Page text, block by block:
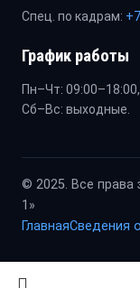
Спец. по кадрам:
График работы
Пн–Чт:
Сб–Вс: выходные.
© 2025. Все
1»
ГлавнаяСведения